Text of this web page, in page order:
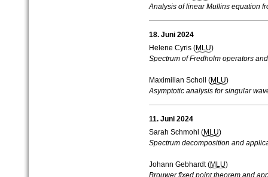
Analysis of linear Mullins equation
18. Juni 2024
Helene Cyris (MLU)
Spectrum of Fredholm operators
Maximilian Scholl (MLU)
Asymptotic analysis for singular
11. Juni 2024
Sarah Schmohl (MLU)
Spectrum decomposition and
Johann Gebhardt (MLU)
Brouwer fixed point theorem and